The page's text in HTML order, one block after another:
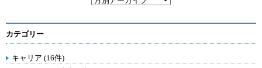
カテゴリー
キャリア (16件)